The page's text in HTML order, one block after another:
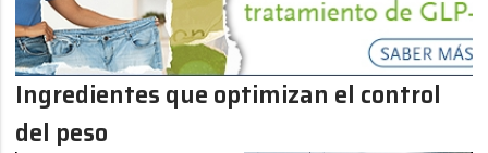
Ingredientes que optimizan el control
del peso